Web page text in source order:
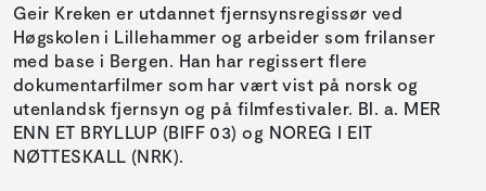
Geir Kreken er utdannet fjernsynsregissør ved
Høgskolen i Lillehammer og arbeider som frilanser
med base i Bergen. Han har regissert flere
dokumentarfilmer som har vært vist på norsk og
utenlandsk fjernsyn og på filmfestivaler. Bl. a. MER
ENN ET BRYLLUP (BIFF 03) og NOREG I EIT
NØTTESKALL (NRK).